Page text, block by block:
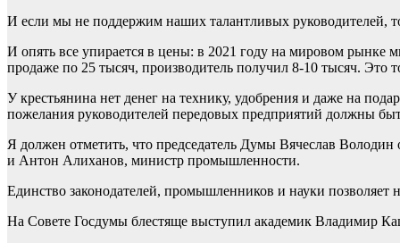
И если мы не поддержим наших талантливых руководителей,
И опять все упирается в цены: в 2021 году на мировом рынке
продаже по 25 тысяч, производитель получил 8-10 тысяч. Это
У крестьянина нет денег на технику, удобрения и даже на
пожелания руководителей передовых предприятий должны
Я должен отметить, что председатель Думы Вячеслав
и Антон Алиханов, министр промышленности.
Единство законодателей, промышленников и науки
На Совете Госдумы блестяще выступил академик Владимир